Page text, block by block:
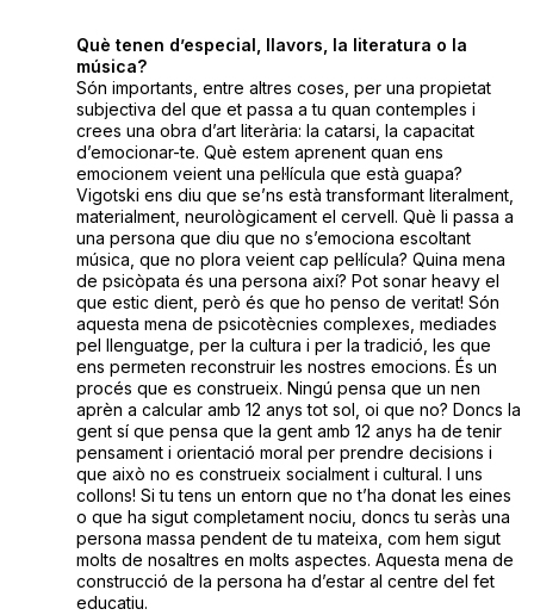
Què tenen d’especial, llavors, la literatura o la
música?
Són importants, entre altres coses, per una propietat
subjectiva del que et passa a tu quan contemples i
crees una obra d’art literària: la catarsi, la capacitat
d’emocionar-te. Què estem aprenent quan ens
emocionem veient una pel·lícula que està guapa?
Vigotski ens diu que se’ns està transformant literalment,
materialment, neurològicament el cervell. Què li passa a
una persona que diu que no s’emociona escoltant
música, que no plora veient cap pel·lícula? Quina mena
de psicòpata és una persona així? Pot sonar heavy el
que estic dient, però és que ho penso de veritat! Són
aquesta mena de psicotècnies complexes, mediades
pel llenguatge, per la cultura i per la tradició, les que
ens permeten reconstruir les nostres emocions. És un
procés que es construeix. Ningú pensa que un nen
aprèn a calcular amb 12 anys tot sol, oi que no? Doncs la
gent sí que pensa que la gent amb 12 anys ha de tenir
pensament i orientació moral per prendre decisions i
que això no es construeix socialment i cultural. I uns
collons! Si tu tens un entorn que no t’ha donat les eines
o que ha sigut completament nociu, doncs tu seràs una
persona massa pendent de tu mateixa, com hem sigut
molts de nosaltres en molts aspectes. Aquesta mena de
construcció de la persona ha d’estar al centre del fet
educatiu.